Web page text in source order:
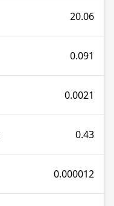
20.06
0.091
0.0021
0.43
0.000012